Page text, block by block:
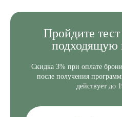
Пройдите
подходящую
Скидка 3% при оплате
после получения
действует до